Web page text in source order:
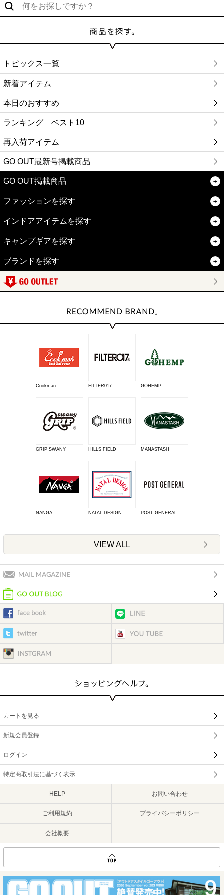
トピックス一覧
新着アイテム
本日のおすすめ
ランキング ベスト10
再入荷アイテム
GO OUT最新号掲載商品
GO OUT掲載商品
ファッションを探す
インドアアイテムを探す
キャンプギアを探す
ブランドを探す
Cookman FILTER017 GOHEMP
GRIP SWANY HILLS FIELD MANASTASH
NANGA NATAL DESIGN POST GENERAL
VIEW ALL
カートを見る
新規会員登録
ログイン
特定商取引法に基づく表示
HELP お問い合わせ
ご利用規約 プライバシーポリシー
会社概要